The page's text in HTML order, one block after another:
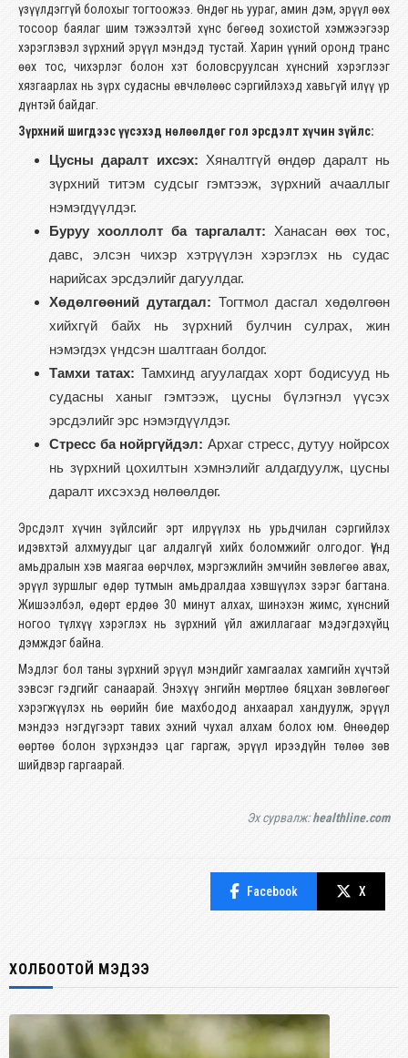
үзүүлдэггүй болохыг тогтоожээ. Өндөг нь уураг, амин дэм, эрүүл өөх
тосоор баялаг шим тэжээлтэй хүнс бөгөөд зохистой хэмжээгээр
хэрэглэвэл зүрхний эрүүл мэндэд тустай. Харин үүний оронд транс
өөх тос, чихэрлэг болон хэт боловсруулсан хүнсний хэрэглээг
хязгаарлах нь зүрх судасны өвчлөлөөс сэргийлэхэд хавьгүй илүү үр
дүнтэй байдаг.
Зүрхний шигдээс үүсэхэд нөлөөлдөг гол эрсдэлт хүчин зүйлс:
Цусны даралт ихсэх: Хяналтгүй өндөр даралт нь
зүрхний титэм судсыг гэмтээж, зүрхний ачааллыг
нэмэгдүүлдэг.
Буруу хооллолт ба таргалалт: Ханасан өөх тос,
давс, элсэн чихэр хэтрүүлэн хэрэглэх нь судас
нарийсах эрсдэлийг дагуулдаг.
Хөдөлгөөний дутагдал: Тогтмол дасгал хөдөлгөөн
хийхгүй байх нь зүрхний булчин сулрах, жин
нэмэгдэх үндсэн шалтгаан болдог.
Тамхи татах: Тамхинд агуулагдах хорт бодисууд нь
судасны ханыг гэмтээж, цусны бүлэгнэл үүсэх
эрсдэлийг эрс нэмэгдүүлдэг.
Стресс ба нойргүйдэл: Архаг стресс, дутуу нойрсох
нь зүрхний цохилтын хэмнэлийг алдагдуулж, цусны
даралт ихсэхэд нөлөөлдөг.
Эрсдэлт хүчин зүйлсийг эрт илрүүлэх нь урьдчилан сэргийлэх
идэвхтэй алхмуудыг цаг алдалгүй хийх боломжийг олгодог. Үүнд
амьдралын хэв маягаа өөрчлөх, мэргэжлийн эмчийн зөвлөгөө авах,
эрүүл зуршлыг өдөр тутмын амьдралдаа хэвшүүлэх зэрэг багтана.
Жишээлбэл, өдөрт ердөө 30 минут алхах, шинэхэн жимс, хүнсний
ногоо түлхүү хэрэглэх нь зүрхний үйл ажиллагааг мэдэгдэхүйц
дэмждэг байна.
Мэдлэг бол таны зүрхний эрүүл мэндийг хамгаалах хамгийн хүчтэй
зэвсэг гэдгийг санаарай. Энэхүү энгийн мөртлөө бяцхан зөвлөгөөг
хэрэгжүүлэх нь өөрийн бие махбодод анхаарал хандуулж, эрүүл
мэндээ нэгдүгээрт тавих эхний чухал алхам болох юм. Өнөөдөр
өөртөө болон зүрхэндээ цаг гаргаж, эрүүл ирээдүйн төлөө зөв
шийдвэр гаргаарай.
Эх сурвалж:healthline.com
Facebook X
ХОЛБООТОЙ МЭДЭЭ